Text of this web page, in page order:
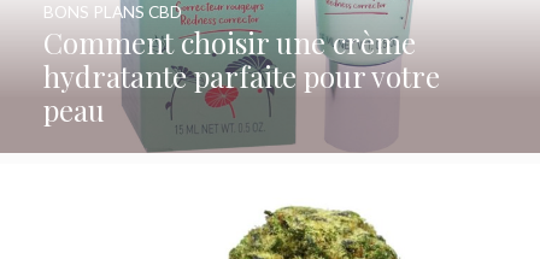
Comment choisir une crème
hydratante parfaite pour votre
peau
BONS PLANS CBD